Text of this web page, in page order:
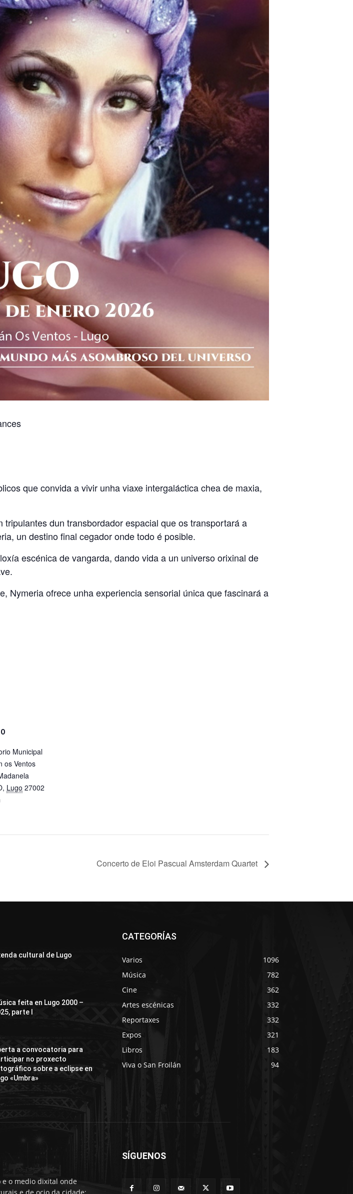
que convida a vivir unha viaxe intergaláctica chea de maxia,
dun transbordador espacial que os transportará a
un destino final cegador onde todo é posible.
escénica de vangarda, dando vida a un universo orixinal de
Nymeria ofrece unha experiencia sensorial única que fascinará a
Municipal
os Ventos
, Lugo 27002
Concerto de Eloi Pascual Amsterdam Quartet
cultural de Lugo
feita en Lugo 2000 –
parte I
a convocatoria para
no proxecto
sobre a eclipse en
«Umbra»
CATEGORÍAS
Varios
1096
Música
782
Cine
362
Artes escénicas
332
Reportaxes
332
Expos
321
Libros
183
Viva o San Froilán
94
e o medio dixital onde
e de ocio da cidade:
SÍGUENOS